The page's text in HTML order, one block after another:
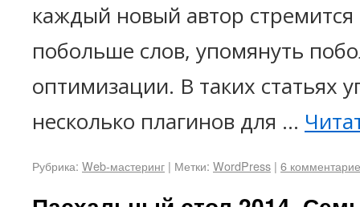
каждый новый автор стремится
побольше слов, упомянуть
оптимизации. В таких статьях
несколько плагинов для …
Рубрика: Web-мастеринг | Метки: WordPress | 6